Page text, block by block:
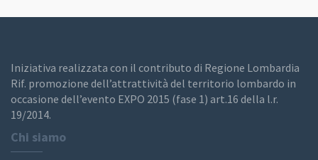
Iniziativa realizzata con il contributo di Regione Lombardia
Rif. promozione dell’attrattività del territorio lombardo in
occasione dell’evento EXPO 2015 (fase 1) art.16 della l.r.
19/2014.
Chi siamo